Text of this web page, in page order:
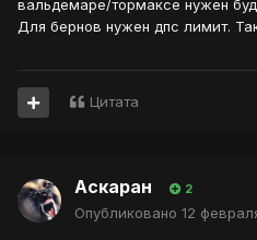
вальдемаре/тормаксе нужен
Для бернов нужен дпс лимит.
Цитата
Аскаран 2
Опубликовано 12